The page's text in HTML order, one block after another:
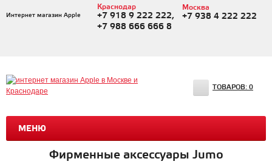
Интернет магазин Apple
Краснодар
+7 918 9 222 222,
+7 988 666 666 8
Москва
+7 938 4 222 222
МЕНЮ
ТОВАРОВ: 0
Фирменные аксессуары Jumo